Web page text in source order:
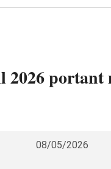
08/05/2026